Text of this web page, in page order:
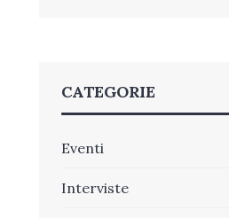
CATEGORIE
Eventi
Interviste